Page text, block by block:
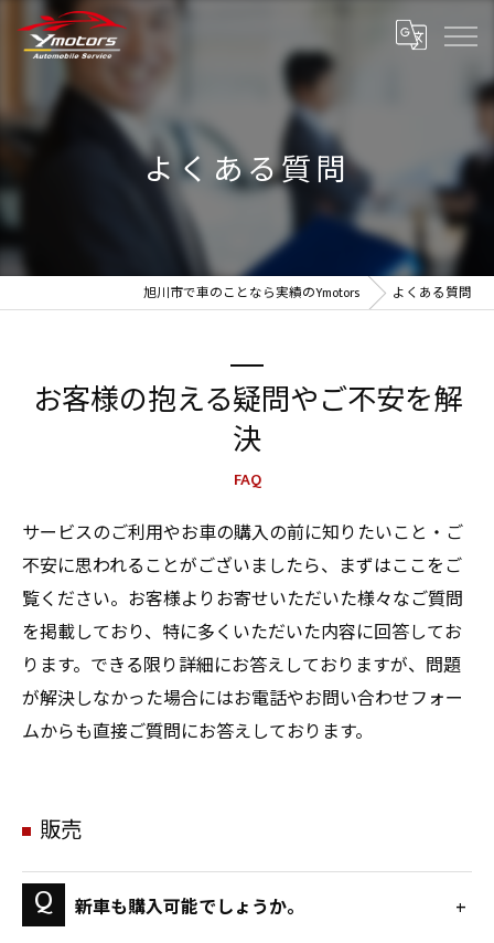
よくある質問
旭川市で車のことなら実績のYmotors よくある質問
お客様の抱える疑問やご不安を解
決
FAQ
サービスのご利用やお車の購入の前に知りたいこと・ご
不安に思われることがございましたら、まずはここをご
覧ください。お客様よりお寄せいただいた様々なご質問
を掲載しており、特に多くいただいた内容に回答してお
ります。できる限り詳細にお答えしておりますが、問題
が解決しなかった場合にはお電話やお問い合わせフォー
ムからも直接ご質問にお答えしております。
販売
新車も購入可能でしょうか。